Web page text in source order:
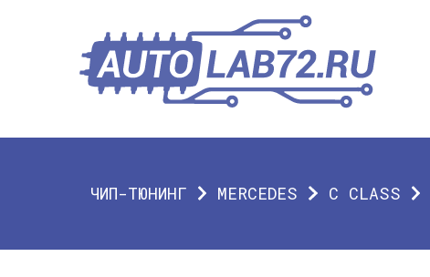
ЧИП-ТЮНИНГ MERCEDES C CLASS